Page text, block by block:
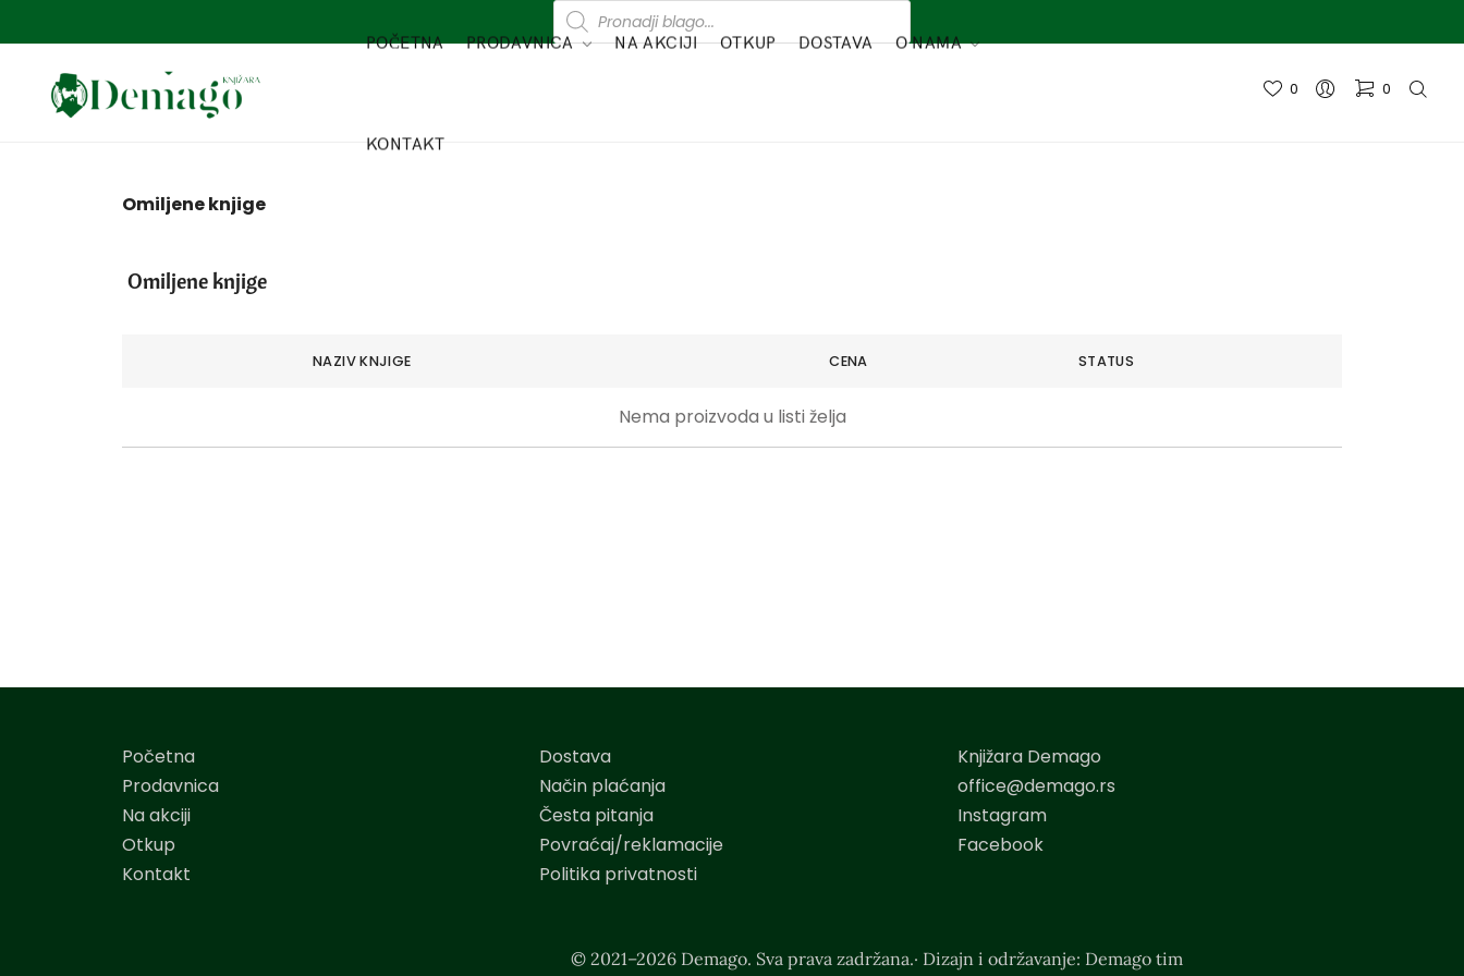
POČETNA PRODAVNICA NA AKCIJI OTKUP DOSTAVA O NAMA
KONTAKT
0 0
Omiljene knjige
Omiljene knjige
NAZIV KNJIGE CENA STATUS
Nema proizvoda u listi želja
Početna
Prodavnica
Na akciji
Otkup
Kontakt
Dostava
Način plaćanja
Česta pitanja
Povraćaj/reklamacije
Politika privatnosti
Knjižara Demago
office@demago.rs
Instagram
Facebook
© 2021–2026 Demago. Sva prava zadržana.· Dizajn i održavanje: Demago tim